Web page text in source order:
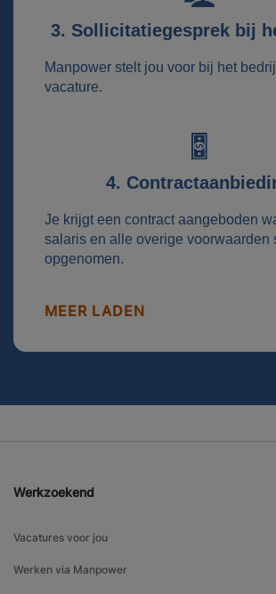
3. Sollicitatiegesprek bij
Manpower stelt jou voor bij het
vacature.
4.
Je krijgt een contract aangeboden
salaris en alle overige voorwaarden
opgenomen.
MEER LADEN
Werkzoekend
Vacatures voor jou
Werken via Manpower